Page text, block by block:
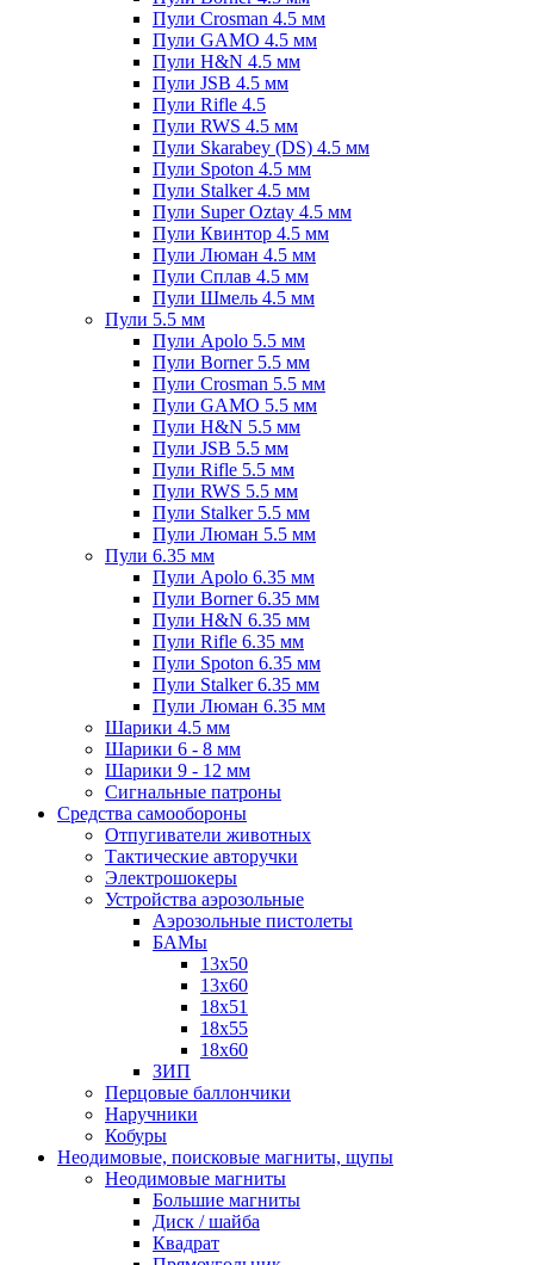
Пули Crosman 4.5 мм
Пули GAMO 4.5 мм
Пули H&N 4.5 мм
Пули JSB 4.5 мм
Пули Rifle 4.5
Пули RWS 4.5 мм
Пули Skarabey (DS) 4.5 мм
Пули Spoton 4.5 мм
Пули Stalker 4.5 мм
Пули Super Oztay 4.5 мм
Пули Квинтор 4.5 мм
Пули Люман 4.5 мм
Пули Сплав 4.5 мм
Пули Шмель 4.5 мм
Пули 5.5 мм
Пули Apolo 5.5 мм
Пули Borner 5.5 мм
Пули Crosman 5.5 мм
Пули GAMO 5.5 мм
Пули H&N 5.5 мм
Пули JSB 5.5 мм
Пули Rifle 5.5 мм
Пули RWS 5.5 мм
Пули Stalker 5.5 мм
Пули Люман 5.5 мм
Пули 6.35 мм
Пули Apolo 6.35 мм
Пули Borner 6.35 мм
Пули H&N 6.35 мм
Пули Rifle 6.35 мм
Пули Spoton 6.35 мм
Пули Stalker 6.35 мм
Пули Люман 6.35 мм
Шарики 4.5 мм
Шарики 6 - 8 мм
Шарики 9 - 12 мм
Сигнальные патроны
Средства самообороны
Отпугиватели животных
Тактические авторучки
Электрошокеры
Устройства аэрозольные
Аэрозольные пистолеты
БАМы
13х50
13х60
18х51
18х55
18х60
ЗИП
Перцовые баллончики
Наручники
Кобуры
Неодимовые, поисковые магниты, щупы
Неодимовые магниты
Большие магниты
Диск / шайба
Квадрат